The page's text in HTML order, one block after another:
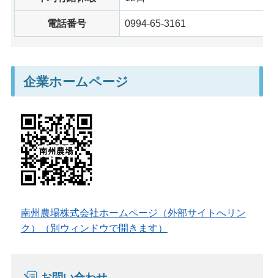
電話番号 0994-65-3161
企業ホームページ
南州農場株式会社ホームページ（外部サイトへリン
ク）（別ウィンドウで開きます）